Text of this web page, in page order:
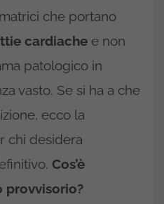
che portano
cardiache e non
patologico in
vasto. Se si ha a che
ecco la
chi desidera
Cos’è
provvisorio?